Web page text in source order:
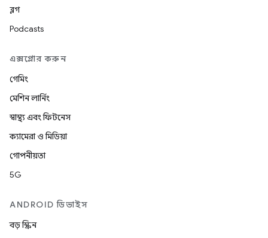
ব্লগ
Podcasts
এক্সপ্লোর করুন
গেমিং
মেশিন লার্নিং
স্বাস্থ্য এবং ফিটনেস
ক্যামেরা ও মিডিয়া
গোপনীয়তা
5G
ANDROID ডিভাইস
বড় স্ক্রিন